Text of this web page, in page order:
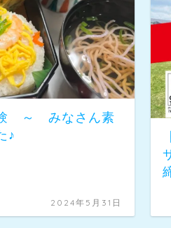
験 ～ みなさん素
♪
2024年5月31日